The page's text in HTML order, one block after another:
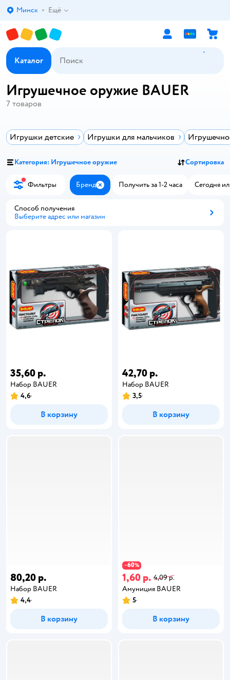
Выбор адреса доставки.
Минск Ещё
Каталог
Игрушечное оружие BAUER
7 товаров
Игрушки детские Игрушки для мальчиков
Категория: Игрушечное оружие Сортировка
Фильтры Бренд ЗакрытьПолучить за 1-2 часа Сегодня
Способ получения
Выберите адрес или магазин
35,60 р.
Набор BAUER
4,6
В корзину
42,70 р.
Набор BAUER
3,5
В корзину
80,20 р.
Набор BAUER
4,4
В корзину
−60%
1,60 р. 4,09 р.
Амуниция BAUER
5
В корзину